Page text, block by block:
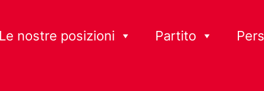
Le nostre posizioni Partito